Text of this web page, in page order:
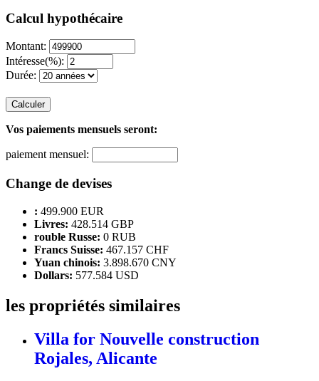
Calcul hypothécaire
Montant:
Intéresse(%):
Durée:
Calculer
Vos paiements mensuels seront:
paiement mensuel:
Change de devises
: 499.900 EUR
Livres: 428.514 GBP
rouble Russe: 0 RUB
Francs Suisse: 467.157 CHF
Yuan chinois: 3.898.670 CNY
Dollars: 577.584 USD
les propriétés similaires
Villa for Nouvelle construction
Rojales, Alicante